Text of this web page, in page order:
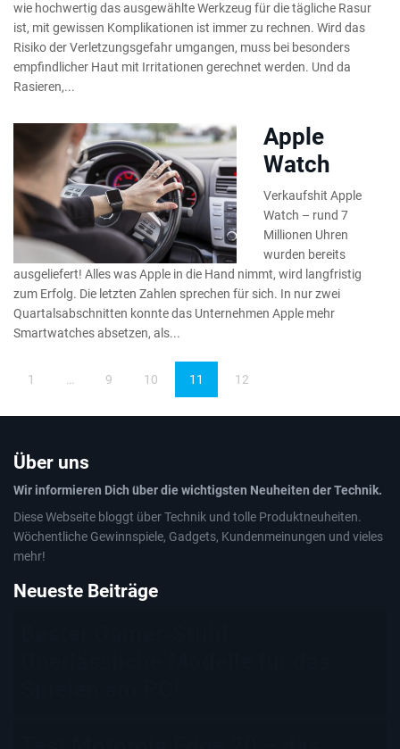
wie hochwertig das ausgewählte Werkzeug für die tägliche Rasur
ist, mit gewissen Komplikationen ist immer zu rechnen. Wird das
Risiko der Verletzungsgefahr umgangen, muss bei besonders
empfindlicher Haut mit Irritationen gerechnet werden. Und da
Rasieren,...
Apple
Watch
Verkaufshit Apple
Watch – rund 7
Millionen Uhren
wurden bereits
ausgeliefert! Alles was Apple in die Hand nimmt, wird langfristig
zum Erfolg. Die letzten Zahlen sprechen für sich. In nur zwei
Quartalsabschnitten konnte das Unternehmen Apple mehr
Smartwatches absetzen, als...
1 … 9 10 11 12
Über uns
Wir informieren Dich über die wichtigsten Neuheiten der Technik.
Diese Webseite bloggt über Technik und tolle Produktneuheiten.
Wöchentliche Gewinnspiele, Gadgets, Kundenmeinungen und vieles
mehr!
Neueste Beiträge